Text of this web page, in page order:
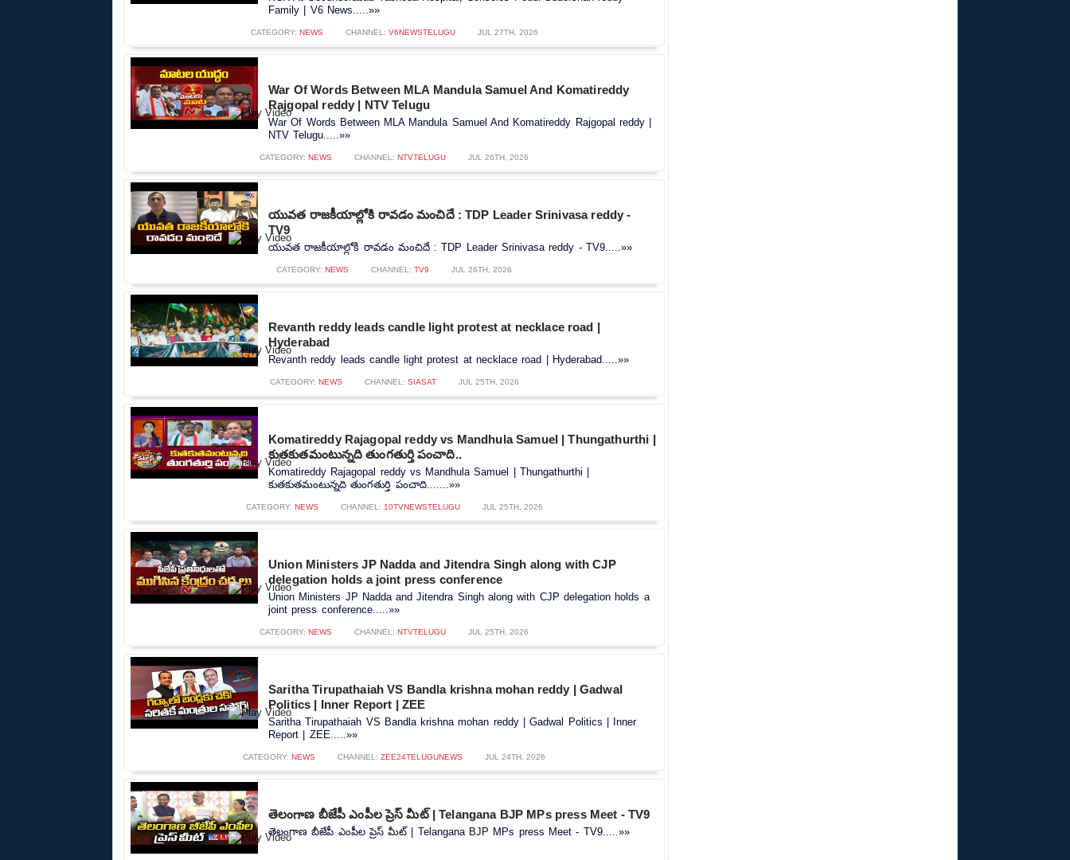
Family | V6 News.....»»
CATEGORY: NEWS CHANNEL: V6NEWSTELUGU JUL 27TH, 2026
War Of Words Between MLA Mandula Samuel And Komatireddy
Rajgopal reddy | NTV Telugu
War Of Words Between MLA Mandula Samuel And Komatireddy Rajgopal reddy |
NTV Telugu.....»»
CATEGORY: NEWS CHANNEL: NTVTELUGU JUL 26TH, 2026
యువత రాజకీయాల్లోకి రావడం మంచిదే : TDP Leader Srinivasa reddy -
TV9
యువత రాజకీయాల్లోకి రావడం మంచిదే : TDP Leader Srinivasa reddy - TV9.....»»
CATEGORY: NEWS CHANNEL: TV9 JUL 26TH, 2026
Revanth reddy leads candle light protest at necklace road |
Hyderabad
Revanth reddy leads candle light protest at necklace road | Hyderabad.....»»
CATEGORY: NEWS CHANNEL: SIASAT JUL 25TH, 2026
Komatireddy Rajagopal reddy vs Mandhula Samuel | Thungathurthi |
కుతకుతమంటున్నది తుంగతుర్తి పంచాది..
Komatireddy Rajagopal reddy vs Mandhula Samuel | Thungathurthi |
కుతకుతమంటున్నది తుంగతుర్తి పంచాది.......»»
CATEGORY: NEWS CHANNEL: 10TVNEWSTELUGU JUL 25TH, 2026
Union Ministers JP Nadda and Jitendra Singh along with CJP
delegation holds a joint press conference
Union Ministers JP Nadda and Jitendra Singh along with CJP delegation holds a
joint press conference.....»»
CATEGORY: NEWS CHANNEL: NTVTELUGU JUL 25TH, 2026
Saritha Tirupathaiah VS Bandla krishna mohan reddy | Gadwal
Politics | Inner Report | ZEE
Saritha Tirupathaiah VS Bandla krishna mohan reddy | Gadwal Politics | Inner
Report | ZEE.....»»
CATEGORY: NEWS CHANNEL: ZEE24TELUGUNEWS JUL 24TH, 2026
తెలంగాణ బీజేపీ ఎంపీల ప్రెస్ మీట్ | Telangana BJP MPs press Meet - TV9
తెలంగాణ బీజేపీ ఎంపీల ప్రెస్ మీట్ | Telangana BJP MPs press Meet - TV9.....»»